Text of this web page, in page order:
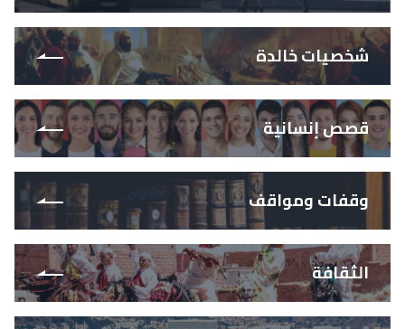
شخصيات خالدة
قصص إنسانية
وقفات ومواقف
الثقافة